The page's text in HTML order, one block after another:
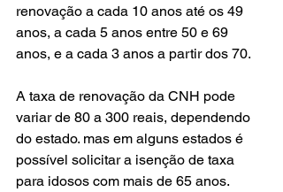
renovação a cada 10 anos até os 49
anos, a cada 5 anos entre 50 e 69
anos, e a cada 3 anos a partir dos 70.
A taxa de renovação da CNH pode
variar de 80 a 300 reais, dependendo
do estado. mas em alguns estados é
possível solicitar a isenção de taxa
para idosos com mais de 65 anos.